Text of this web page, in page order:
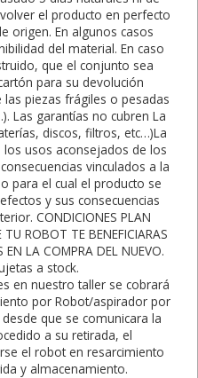
el producto en perfecto
origen. En algunos casos
del material. En caso
que el conjunto sea
para su devolución
piezas frágiles o pesadas
Las garantías no cubren La
discos, filtros, etc…)La
usos aconsejados de los
vinculados a la
para el cual el producto se
y sus consecuencias
CONDICIONES PLAN
ROBOT TE BENEFICIARAS
EN LA COMPRA DEL NUEVO.
a stock.
en nuestro taller se cobrará
por Robot/aspirador por
que se comunicara la
a su retirada, el
el robot en resarcimiento
y almacenamiento.